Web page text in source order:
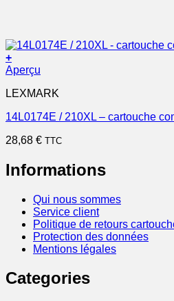
+
Aperçu
LEXMARK
14L0174E / 210XL – cartouche
28,68 € TTC
Informations
Qui nous sommes
Service client
Politique de retours
Protection des données
Mentions légales
Categories